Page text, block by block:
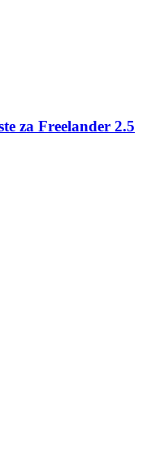
za Freelander 2.5